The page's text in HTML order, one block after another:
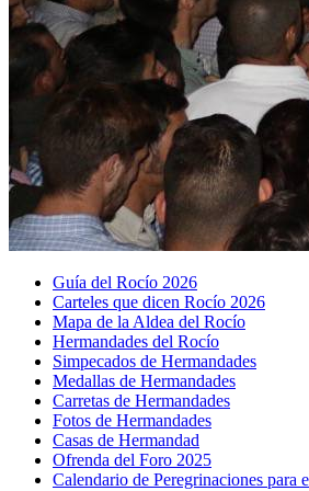
Guía del Rocío 2026
Carteles que dicen Rocío 2026
Mapa de la Aldea del Rocío
Hermandades del Rocío
Simpecados de Hermandades
Medallas de Hermandades
Carretas de Hermandades
Fotos de Hermandades
Casas de Hermandad
Ofrenda del Foro 2025
Calendario de Peregrinaciones para